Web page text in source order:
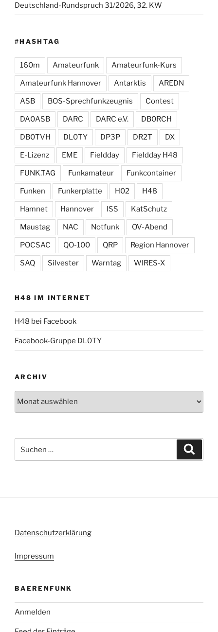
Deutschland-Rundspruch 31/2026, 32. KW
#HASHTAG
160m Amateurfunk Amateurfunk-Kurs
Amateurfunk Hannover Antarktis AREDN
ASB BOS-Sprechfunkzeugnis Contest
DA0ASB DARC DARC e.V. DB0RCH
DB0TVH DL0TY DP3P DR2T DX
E-Lizenz EME Fieldday Fieldday H48
FUNK.TAG Funkamateur Funkcontainer
Funken Funkerplatte H02 H48
Hamnet Hannover ISS KatSchutz
Maustag NAC Notfunk OV-Abend
POCSAC QO-100 QRP Region Hannover
SAQ Silvester Warntag WIRES-X
H48 IM INTERNET
H48 bei Facebook
Facebook-Gruppe DL0TY
ARCHIV
nach:
Datenschutzerklärung
Impressum
BAERENFUNK
Anmelden